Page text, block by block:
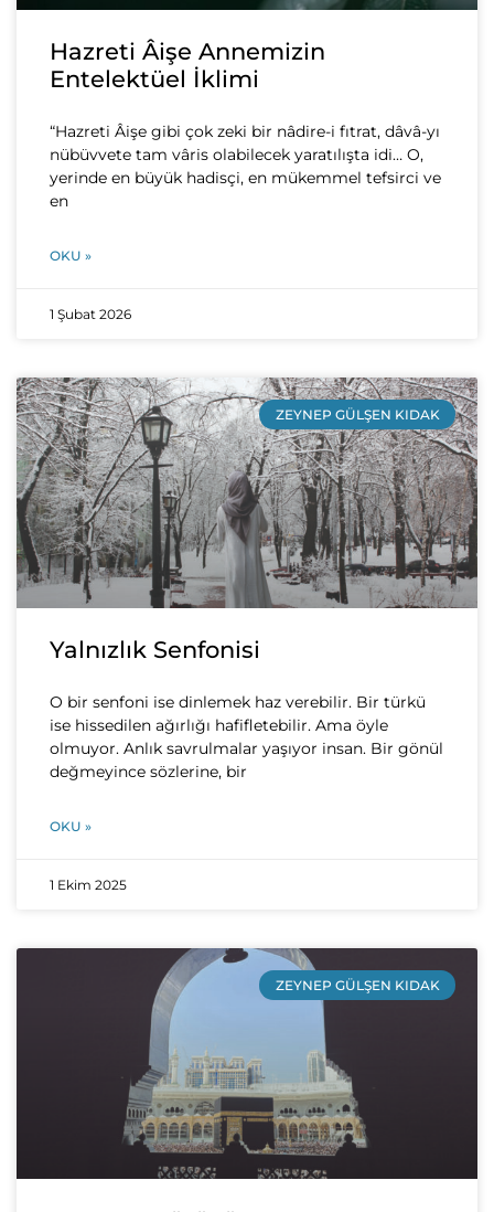
Hazreti Âişe Annemizin
Entelektüel İklimi
“Hazreti Âişe gibi çok zeki bir nâdire-i fıtrat, dâvâ-yı
nübüvvete tam vâris olabilecek yaratılışta idi… O,
yerinde en büyük hadisçi, en mükemmel tefsirci ve
en
OKU »
1 Şubat 2026
ZEYNEP GÜLŞEN KIDAK
Yalnızlık Senfonisi
O bir senfoni ise dinlemek haz verebilir. Bir türkü
ise hissedilen ağırlığı hafifletebilir. Ama öyle
olmuyor. Anlık savrulmalar yaşıyor insan. Bir gönül
değmeyince sözlerine, bir
OKU »
1 Ekim 2025
ZEYNEP GÜLŞEN KIDAK